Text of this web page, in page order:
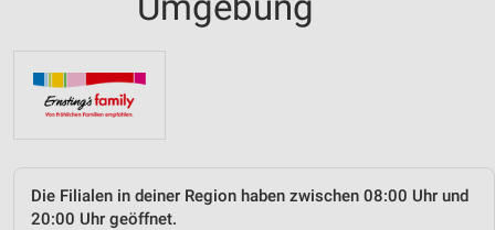
Die Filialen in deiner Region haben zwischen 08:00 Uhr und
20:00 Uhr geöffnet.